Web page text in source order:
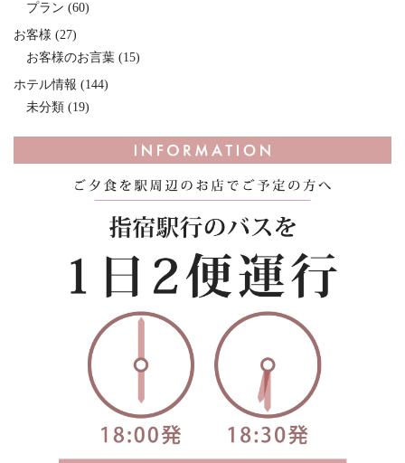
プラン (60)
お客様 (27)
お客様のお言葉 (15)
ホテル情報 (144)
未分類 (19)